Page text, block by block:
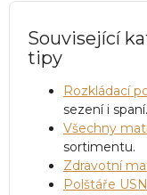
Související
tipy
Rozkládací
sezení i spaní.
Všechny
sortimentu.
Zdravotní
Polštáře